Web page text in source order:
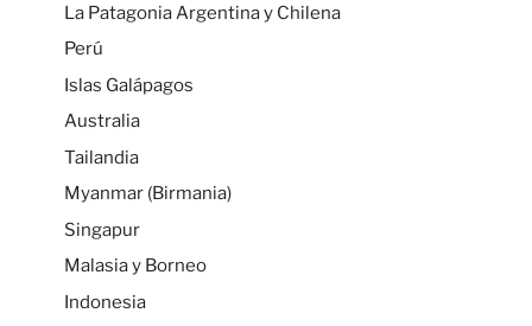
La Patagonia Argentina y Chilena
Perú
Islas Galápagos
Australia
Tailandia
Myanmar (Birmania)
Singapur
Malasia y Borneo
Indonesia